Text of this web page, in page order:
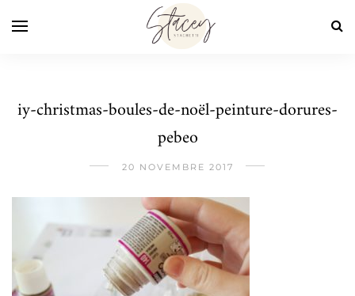
iy-christmas-boules-de-noël-peinture-dorures-
pebeo
20 NOVEMBRE 2017